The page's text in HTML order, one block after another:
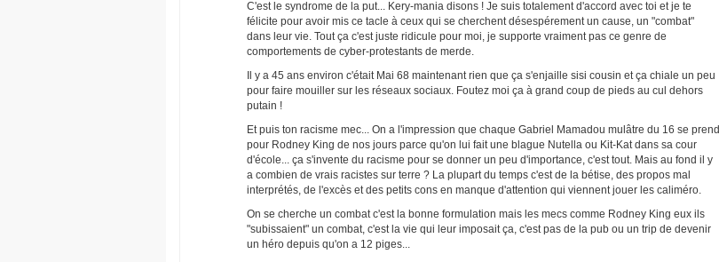
C'est le syndrome de la put... Kery-mania disons ! Je suis totalement d'accord avec toi et je te
félicite pour avoir mis ce tacle à ceux qui se cherchent désespérement un cause, un "combat"
dans leur vie. Tout ça c'est juste ridicule pour moi, je supporte vraiment pas ce genre de
comportements de cyber-protestants de merde.
Il y a 45 ans environ c'était Mai 68 maintenant rien que ça s'enjaille sisi cousin et ça chiale un peu
pour faire mouiller sur les réseaux sociaux. Foutez moi ça à grand coup de pieds au cul dehors
putain !
Et puis ton racisme mec... On a l'impression que chaque Gabriel Mamadou mulâtre du 16 se prend
pour Rodney King de nos jours parce qu'on lui fait une blague Nutella ou Kit-Kat dans sa cour
d'école... ça s'invente du racisme pour se donner un peu d'importance, c'est tout. Mais au fond il y
a combien de vrais racistes sur terre ? La plupart du temps c'est de la bétise, des propos mal
interprétés, de l'excès et des petits cons en manque d'attention qui viennent jouer les caliméro.
On se cherche un combat c'est la bonne formulation mais les mecs comme Rodney King eux ils
"subissaient" un combat, c'est la vie qui leur imposait ça, c'est pas de la pub ou un trip de devenir
un héro depuis qu'on a 12 piges...